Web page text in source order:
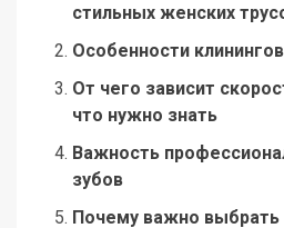
стильных женских
Особенности
От чего зависит
что нужно знать
Важность
зубов
Почему важно выбрать